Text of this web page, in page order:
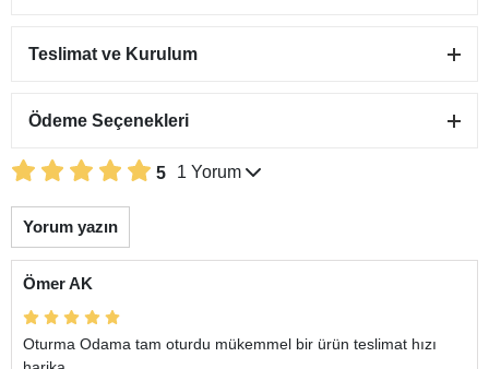
Teslimat ve Kurulum
Ödeme Seçenekleri
5 1 Yorum
Yorum yazın
Ömer AK
Oturma Odama tam oturdu mükemmel bir ürün teslimat hızı